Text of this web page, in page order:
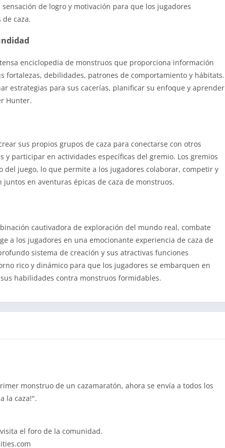
de logro y motivación para que los jugadores
caza.
enciclopedia de monstruos que proporciona información
fortalezas, debilidades, patrones de comportamiento y hábitats.
estrategias para sus cacerías, planificar su enfoque y aprender
Hunter.
sus propios grupos de caza para conectarse con otros
y participar en actividades específicas del gremio. Los gremios
juego, lo que permite a los jugadores colaborar, competir y
en aventuras épicas de caza de monstruos.
cautivadora de exploración del mundo real, combate
a los jugadores en una emocionante experiencia de caza de
sistema de creación y sus atractivas funciones
rico y dinámico para que los jugadores se embarquen en
habilidades contra monstruos formidables.
monstruo de un cazamaratón, ahora se envía a todos los
la caza!".
el foro de la comunidad.